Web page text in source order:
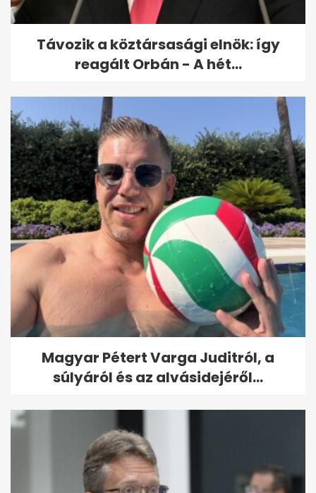
Távozik a köztársasági elnök: így
reagált Orbán - A hét...
Magyar Pétert Varga Juditról, a
súlyáról és az alvásidejéről...